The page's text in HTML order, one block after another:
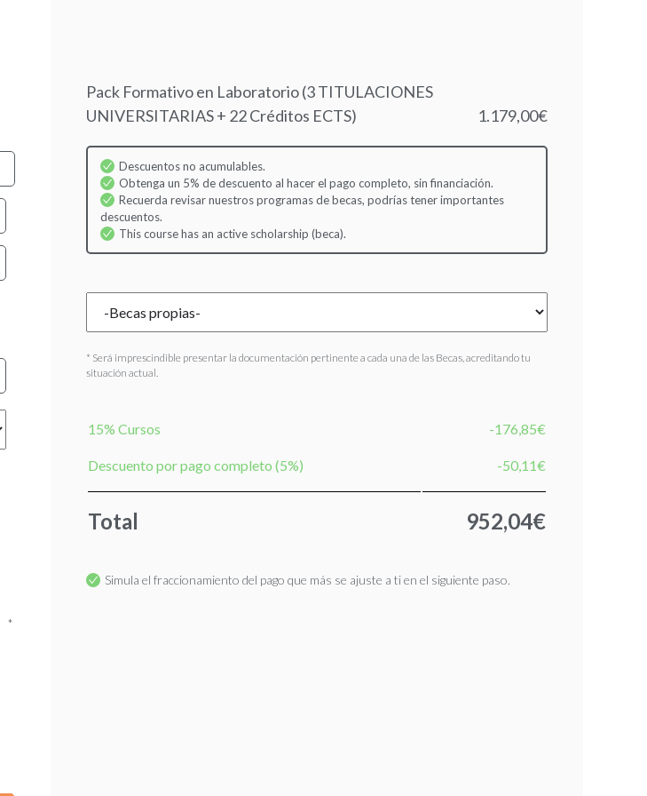
Pack Formativo en Laboratorio (3 TITULACIONES
UNIVERSITARIAS + 22 Créditos ECTS)
1.179,00€
Descuentos no acumulables.
Obtenga un 5% de descuento al hacer el pago completo, sin financiación.
Recuerda revisar nuestros programas de becas, podrías tener importantes
descuentos.
This course has an active scholarship (beca).
* Será imprescindible presentar la documentación pertinente a cada una de las Becas, acreditando tu
situación actual.
15% Cursos -176,85€
Descuento por pago completo (5%) -50,11€
Total 952,04€
Simula el fraccionamiento del pago que más se ajuste a ti en el siguiente paso.